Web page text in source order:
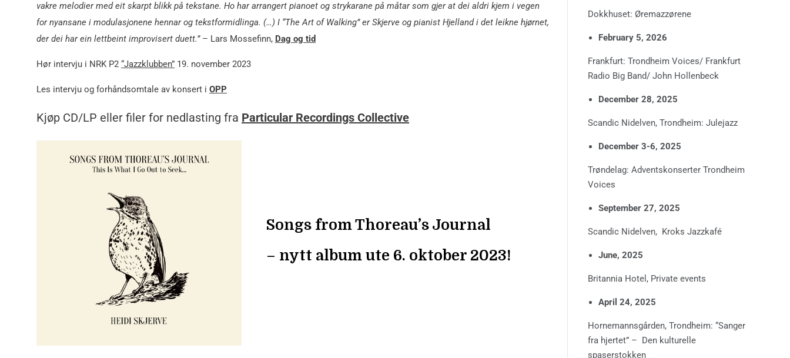
vakre melodier med eit skarpt blikk på tekstane. Ho har arrangert pianoet og strykarane på måtar som gjer at dei aldri kjem i vegen
for nyansane i modulasjonene hennar og tekstformidlinga. (…) I “The Art of Walking” er Skjerve og pianist Hjelland i det leikne hjørnet,
der dei har ein lettbeint improvisert duett.”– Lars Mossefinn, Dag og tid
Hør intervju i NRK P2 “Jazzklubben” 19. november 2023
Les intervju og forhåndsomtale av konsert i OPP
Kjøp CD/LP eller filer for nedlasting fra Particular Recordings Collective
Songs from Thoreau’s Journal
– nytt album ute 6. oktober 2023!
Dokkhuset: Øremazzørene
February 5, 2026
Frankfurt: Trondheim Voices/ Frankfurt
Radio Big Band/ John Hollenbeck
December 28, 2025
Scandic Nidelven, Trondheim: Julejazz
December 3-6, 2025
Trøndelag: Adventskonserter Trondheim
Voices
September 27, 2025
Scandic Nidelven, Kroks Jazzkafé
June, 2025
Britannia Hotel, Private events
April 24, 2025
Hornemannsgården, Trondheim: “Sanger
fra hjertet” – Den kulturelle
spaserstokken